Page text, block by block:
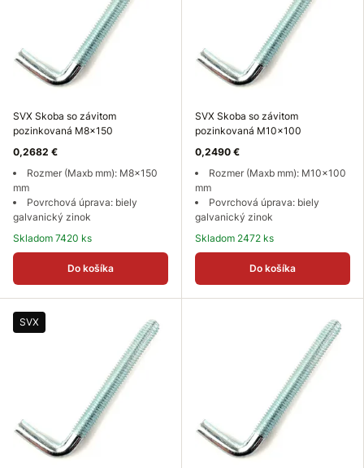
SVX Skoba so závitom
pozinkovaná M8x150
0,2682 €
Rozmer (Maxb mm): M8x150
mm
Povrchová úprava: biely
galvanický zinok
Skladom 7420 ks
Do košíka
SVX Skoba so závitom
pozinkovaná M10x100
0,2490 €
Rozmer (Maxb mm): M10x100
mm
Povrchová úprava: biely
galvanický zinok
Skladom 2472 ks
Do košíka
SVX